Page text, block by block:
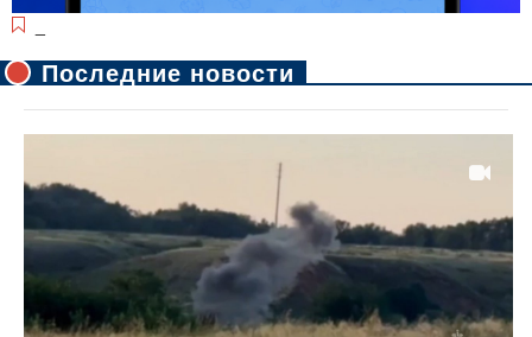
Последние новости